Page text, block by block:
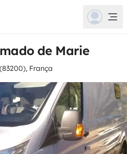
de Marie
França